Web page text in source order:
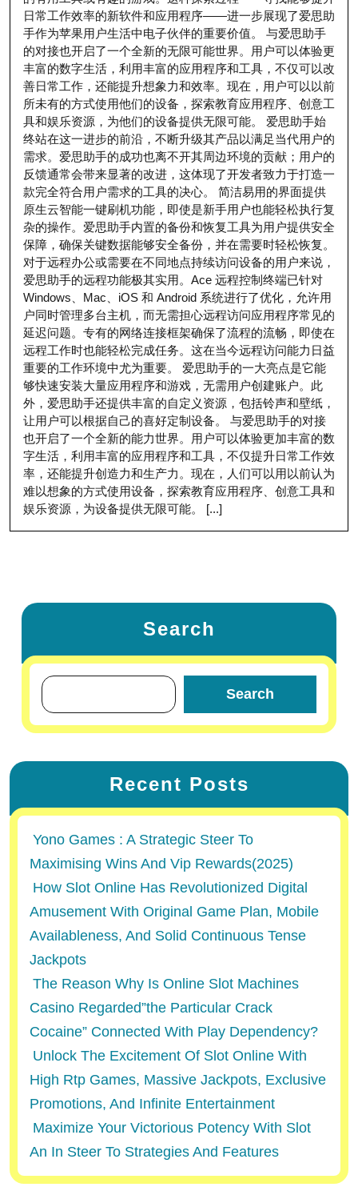
日常工作效率的新软件和应用程序——进一步展现了爱思助
手作为苹果用户生活中电子伙伴的重要价值。 与爱思助手
的对接也开启了一个全新的无限可能世界。用户可以体验更
丰富的数字生活，利用丰富的应用程序和工具，不仅可以改
善日常工作，还能提升想象力和效率。现在，用户可以以前
所未有的方式使用他们的设备，探索教育应用程序、创意工
具和娱乐资源，为他们的设备提供无限可能。 爱思助手始
终站在这一进步的前沿，不断升级其产品以满足当代用户的
需求。爱思助手的成功也离不开其周边环境的贡献；用户的
反馈通常会带来显著的改进，这体现了开发者致力于打造一
款完全符合用户需求的工具的决心。 简洁易用的界面提供
原生云智能一键刷机功能，即使是新手用户也能轻松执行复
杂的操作。爱思助手内置的备份和恢复工具为用户提供安全
保障，确保关键数据能够安全备份，并在需要时轻松恢复。
对于远程办公或需要在不同地点持续访问设备的用户来说，
爱思助手的远程功能极其实用。Ace 远程控制终端已针对
Windows、Mac、iOS 和 Android 系统进行了优化，允许用
户同时管理多台主机，而无需担心远程访问应用程序常见的
延迟问题。专有的网络连接框架确保了流程的流畅，即使在
远程工作时也能轻松完成任务。这在当今远程访问能力日益
重要的工作环境中尤为重要。 爱思助手的一大亮点是它能
够快速安装大量应用程序和游戏，无需用户创建账户。此
外，爱思助手还提供丰富的自定义资源，包括铃声和壁纸，
让用户可以根据自己的喜好定制设备。 与爱思助手的对接
也开启了一个全新的能力世界。用户可以体验更加丰富的数
字生活，利用丰富的应用程序和工具，不仅提升日常工作效
率，还能提升创造力和生产力。现在，人们可以用以前认为
难以想象的方式使用设备，探索教育应用程序、创意工具和
娱乐资源，为设备提供无限可能。 [...]
Search
Search
Recent Posts
Yono Games : A Strategic Steer To
Maximising Wins And Vip Rewards(2025)
How Slot Online Has Revolutionized Digital
Amusement With Original Game Plan, Mobile
Availableness, And Solid Continuous Tense
Jackpots
The Reason Why Is Online Slot Machines
Casino Regarded”the Particular Crack
Cocaine” Connected With Play Dependency?
Unlock The Excitement Of Slot Online With
High Rtp Games, Massive Jackpots, Exclusive
Promotions, And Infinite Entertainment
Maximize Your Victorious Potency With Slot
An In Steer To Strategies And Features